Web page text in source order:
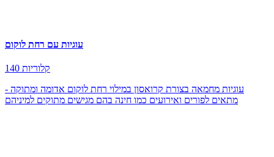
עוגיות עם רחת לוקום
140 קלוריות
עוגיות מחמאה בצורת קרואסון במילוי רחת לוקום אדומה ומתוקה -
מתאים לפורים ואירועים כמו חינה בהם מגישים מתוקים למיניהם